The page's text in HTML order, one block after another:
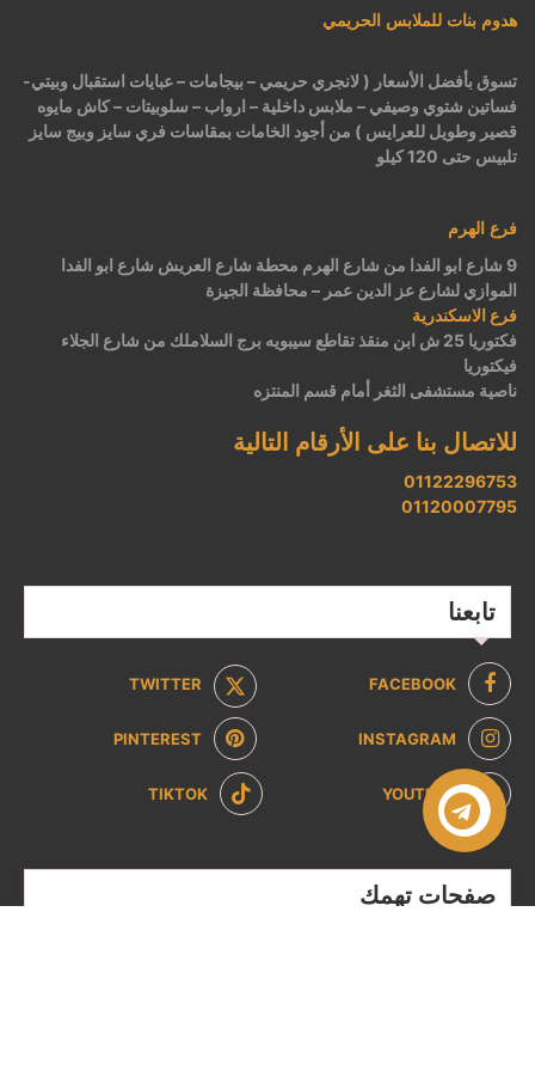
هدوم بنات للملابس الحريمي
تسوق بأفضل الأسعار ( لانجري حريمي – بيجامات – عبايات استقبال وبيتي-
فساتين شتوي وصيفي – ملابس داخلية – ارواب – سلوبيتات – كاش مايوه
قصير وطويل للعرايس ) من أجود الخامات بمقاسات فري سايز وبيج سايز
تلبيس حتى 120 كيلو
فرع الهرم
9 شارع ابو الفدا من شارع الهرم محطة شارع العريش شارع ابو الفدا
الموازي لشارع عز الدين عمر – محافظة الجيزة
فرع الاسكندرية
فكتوريا 25 ش ابن منقذ تقاطع سيبويه برج السلاملك من شارع الجلاء
فيكتوريا
ناصية مستشفى الثغر أمام قسم المنتزه
للاتصال بنا على الأرقام التالية
01122296753
01120007795
تابعنا
FACEBOOK
TWITTER
INSTAGRAM
PINTEREST
YOUTUBE
TIKTOK
صفحات تهمك